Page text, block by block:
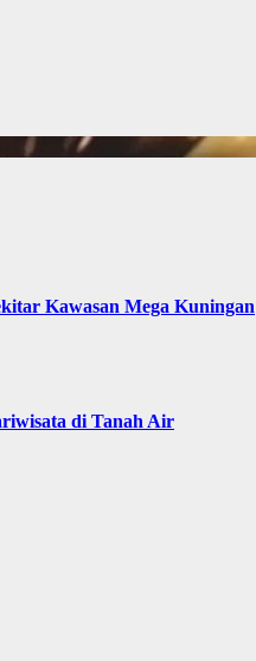
Kawasan Mega Kuningan
di Tanah Air